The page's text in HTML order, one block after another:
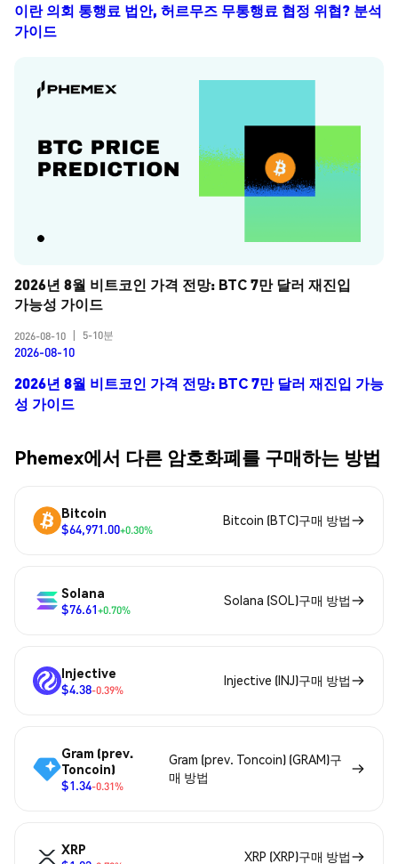
이란 의회 통행료 법안, 허르무즈 무통행료 협정 위협? 분석
가이드
2026년 8월 비트코인 가격 전망: BTC 7만 달러 재진입
가능성 가이드
2026-08-10 5-10분
2026-08-10
2026년 8월 비트코인 가격 전망: BTC 7만 달러 재진입 가능
성 가이드
Phemex에서 다른 암호화폐를 구매하는 방법
Bitcoin
$64,971.00+0.30%
Bitcoin (BTC)구매 방법
Solana
$76.61+0.70%
Solana (SOL)구매 방법
Injective
$4.38-0.39%
Injective (INJ)구매 방법
Gram (prev.
Toncoin)
$1.34-0.31%
Gram (prev. Toncoin) (GRAM)구
매 방법
XRP
XRP (XRP)구매 방법